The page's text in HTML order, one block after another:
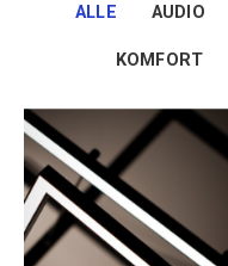
ALLE AUDIO
KOMFORT